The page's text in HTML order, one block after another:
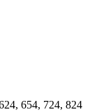
654, 724, 824